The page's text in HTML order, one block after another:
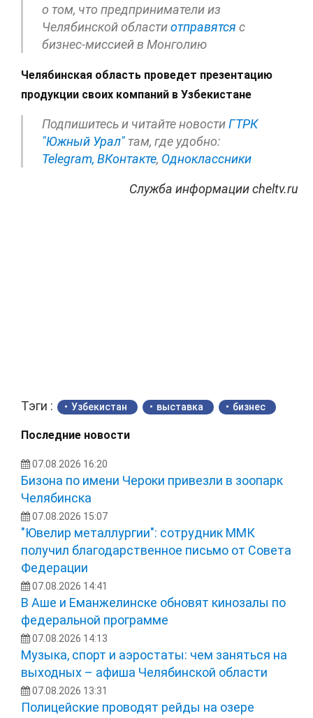
о том, что предприниматели из
Челябинской областиотправятся с
бизнес-миссией в Монголию
Челябинская область проведет презентацию
продукции своих компаний в Узбекистане
Подпишитесь и читайте новостиГТРК
"Южный Урал" там, где удобно:
Telegram, ВКонтакте, Одноклассники
Служба информации cheltv.ru
Тэги : Узбекистан выставка бизнес
Последние новости
07.08.2026 16:20
Бизона по имени Чероки привезли в зоопарк
Челябинска
07.08.2026 15:07
"Ювелир металлургии": сотрудник ММК
получил благодарственное письмо от Совета
Федерации
07.08.2026 14:41
В Аше и Еманжелинске обновят кинозалы по
федеральной программе
07.08.2026 14:13
Музыка, спорт и аэростаты: чем заняться на
выходных – афиша Челябинской области
07.08.2026 13:31
Полицейские проводят рейды на озере